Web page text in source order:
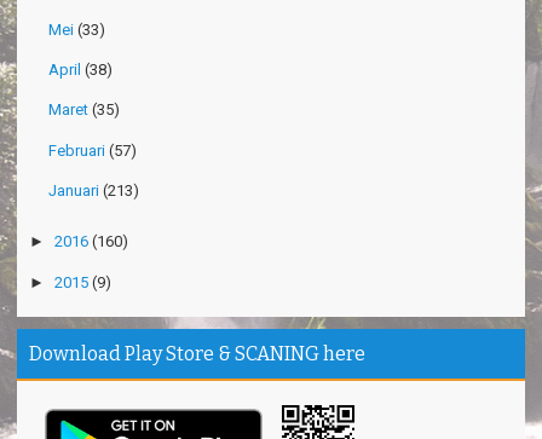
Mei (33)
April (38)
Maret (35)
Februari (57)
Januari (213)
► 2016 (160)
► 2015 (9)
Download Play Store & SCANING here